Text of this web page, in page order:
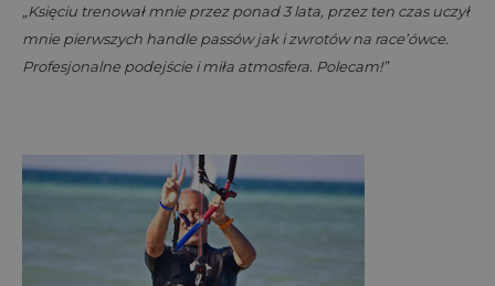
„Księciu trenował mnie przez ponad 3 lata, przez ten czas uczył
mnie pierwszych handle passów jak i zwrotów na race’ówce.
Profesjonalne podejście i miła atmosfera. Polecam!”